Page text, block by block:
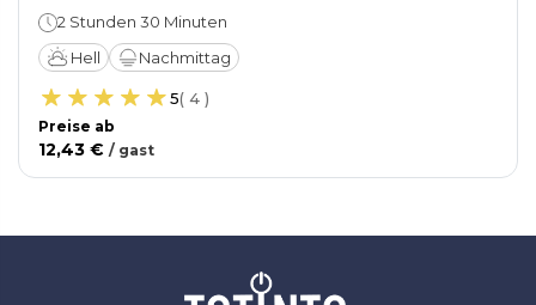
2 Stunden 30 Minuten
Hell
Nachmittag
5( 4 )
Preise ab
12,43 € / gast